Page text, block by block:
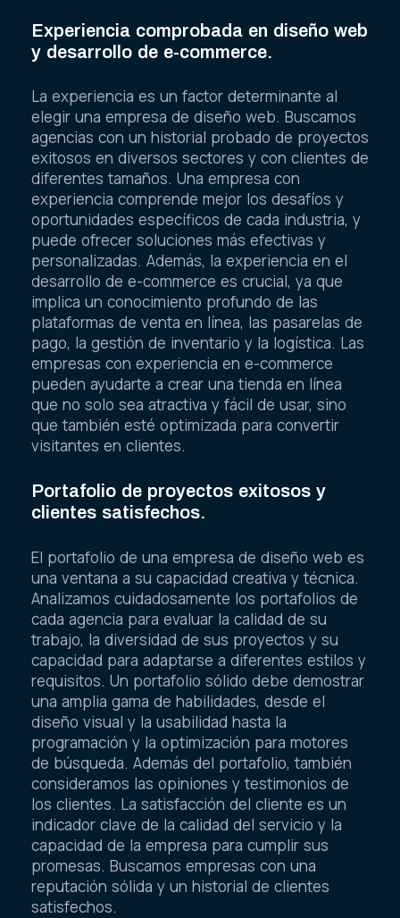
Experiencia comprobada en diseño web
y desarrollo de e-commerce.
La experiencia es un factor determinante al
elegir una empresa de diseño web. Buscamos
agencias con un historial probado de proyectos
exitosos en diversos sectores y con clientes de
diferentes tamaños. Una empresa con
experiencia comprende mejor los desafíos y
oportunidades específicos de cada industria, y
puede ofrecer soluciones más efectivas y
personalizadas. Además, la experiencia en el
desarrollo de e-commerce es crucial, ya que
implica un conocimiento profundo de las
plataformas de venta en línea, las pasarelas de
pago, la gestión de inventario y la logística. Las
empresas con experiencia en e-commerce
pueden ayudarte a crear una tienda en línea
que no solo sea atractiva y fácil de usar, sino
que también esté optimizada para convertir
visitantes en clientes.
Portafolio de proyectos exitosos y
clientes satisfechos.
El portafolio de una empresa de diseño web es
una ventana a su capacidad creativa y técnica.
Analizamos cuidadosamente los portafolios de
cada agencia para evaluar la calidad de su
trabajo, la diversidad de sus proyectos y su
capacidad para adaptarse a diferentes estilos y
requisitos. Un portafolio sólido debe demostrar
una amplia gama de habilidades, desde el
diseño visual y la usabilidad hasta la
programación y la optimización para motores
de búsqueda. Además del portafolio, también
consideramos las opiniones y testimonios de
los clientes. La satisfacción del cliente es un
indicador clave de la calidad del servicio y la
capacidad de la empresa para cumplir sus
promesas. Buscamos empresas con una
reputación sólida y un historial de clientes
satisfechos.